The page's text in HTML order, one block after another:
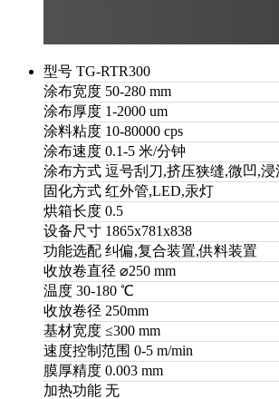
型号 TG-RTR300
涂布宽度 50-280 mm
涂布厚度 1-2000 um
涂料粘度 10-80000 cps
涂布速度 0.1-5 米/分钟
涂布方式 逗号刮刀,挤压狭缝,微凹,浸
固化方式 红外管,LED,汞灯
烘箱长度 0.5
设备尺寸 1865x781x838
功能选配 纠偏,复合装置,供料装置
收放卷直径 ⌀250 mm
温度 30-180 ℃
收放卷径 250mm
基材宽度 ≤300 mm
速度控制范围 0-5 m/min
膜厚精度 0.003 mm
加热功能 无